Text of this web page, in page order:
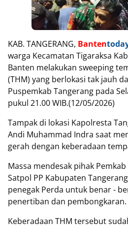
KAB. TANGERANG, Banten
warga Kecamatan Tigaraksa
Banten melakukan sweeping
(THM) yang berlokasi tak jauh
Puspemkab Tangerang pada
pukul 21.00 WIB.(12/05/2026)
Tampak di lokasi Kapolresta
Andi Muhammad Indra saat
gerah dengan keberadaan
Massa mendesak pihak
Satpol PP Kabupaten
penegak Perda untuk benar -
penertiban dan pembongkaran.
Keberadaan THM tersebut